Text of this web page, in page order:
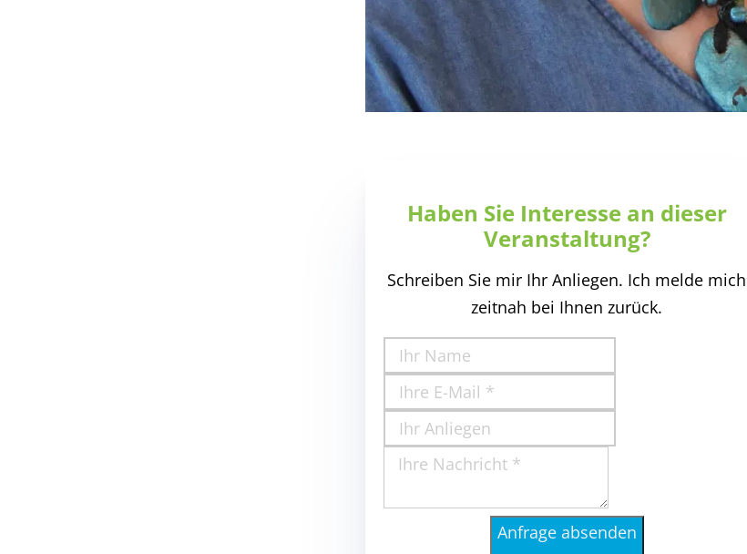
Haben Sie Interesse an dieser
Veranstaltung?
Schreiben Sie mir Ihr Anliegen. Ich melde mich
zeitnah bei Ihnen zurück.
Anfrage absenden